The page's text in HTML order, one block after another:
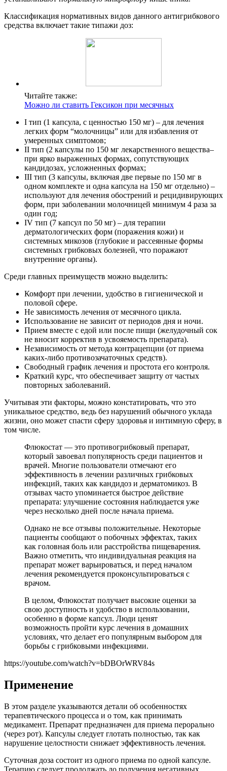
Классификация нормативных видов данного антигрибкового
средства включает такие типажи доз:
Читайте также:
Можно ли ставить Гексикон при месячных
I тип (1 капсула, с ценностью 150 мг) – для лечения
легких форм “молочницы” или для избавления от
умеренных симптомов;
II тип (2 капсулы по 150 мг лекарственного вещества–
при ярко выраженных формах, сопутствующих
кандидозах, усложненных формах;
III тип (3 капсулы, включая две первые по 150 мг в
одном комплекте и одна капсула на 150 мг отдельно) –
используют для лечения обострений и рецидивирующих
форм, при заболевании молочницей минимум 4 раза за
один год;
IV тип (7 капсул по 50 мг) – для терапии
дерматологических форм (поражения кожи) и
системных микозов (глубокие и рассеянные формы
системных грибковых болезней, что поражают
внутренние органы).
Среди главных преимуществ можно выделить:
Комфорт при лечении, удобство в гигиенической и
половой сфере.
Не зависимость лечения от месячного цикла.
Использование не зависит от периодов дня и ночи.
Прием вместе с едой или после пищи (желудочный сок
не вносит корректив в усвояемость препарата).
Независимость от метода контрацепции (от приема
каких-либо противозачаточных средств).
Свободный график лечения и простота его контроля.
Краткий курс, что обеспечивает защиту от частых
повторных заболеваний.
Учитывая эти факторы, можно констатировать, что это
уникальное средство, ведь без нарушений обычного уклада
жизни, оно может спасти сферу здоровья и интимную сферу, в
том числе.
Флюкостат — это противогрибковый препарат,
который завоевал популярность среди пациентов и
врачей. Многие пользователи отмечают его
эффективность в лечении различных грибковых
инфекций, таких как кандидоз и дерматомикоз. В
отзывах часто упоминается быстрое действие
препарата: улучшение состояния наблюдается уже
через несколько дней после начала приема.
Однако не все отзывы положительные. Некоторые
пациенты сообщают о побочных эффектах, таких
как головная боль или расстройства пищеварения.
Важно отметить, что индивидуальная реакция на
препарат может варьироваться, и перед началом
лечения рекомендуется проконсультироваться с
врачом.
В целом, Флюкостат получает высокие оценки за
свою доступность и удобство в использовании,
особенно в форме капсул. Люди ценят
возможность пройти курс лечения в домашних
условиях, что делает его популярным выбором для
борьбы с грибковыми инфекциями.
https://youtube.com/watch?v=bDBOrWRV84s
Применение
В этом разделе указываются детали об особенностях
терапевтического процесса и о том, как принимать
медикамент. Препарат предназначен для приема перорально
(через рот). Капсулы следует глотать полностью, так как
нарушение целостности снижает эффективность лечения.
Суточная доза состоит из одного приема по одной капсуле.
Терапию следует продолжать до получения негативных